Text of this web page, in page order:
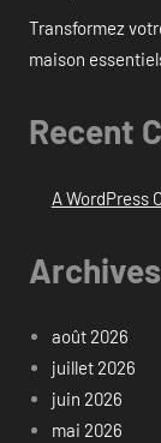
Transformez
maison
Recent
A WordPress
Archives
août 2026
juillet 2026
juin 2026
mai 2026